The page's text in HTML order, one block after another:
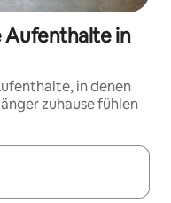
Aufenthalte in
in denen
zuhause fühlen
mit den